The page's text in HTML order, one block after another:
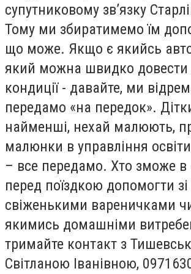
супутниковому зв’язку
Тому ми збиратимемо їм
що може. Якщо є якийсь
який можна швидко довести
кондиції - давайте, ми
передамо «на передок».
найменші, нехай малюють,
малюнки в управління
– все передамо. Хто зможе в
перед поїздкою допомогти зі
свіженькими вареничками
якимись домашніми
тримайте контакт з
Світланою Іванівною,